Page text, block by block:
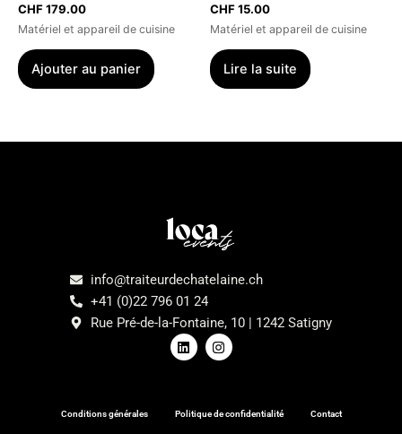
CHF179.00
Matériel et appareil de cuisine
Ajouter au panier
CHF15.00
Matériel et appareil de cuisine
Lire la suite
info@traiteurdechatelaine.ch
+41 (0)22 796 01 24
Rue Pré-de-la-Fontaine, 10 | 1242 Satigny
L
i
n
d
i
I
n
s
g
r
Conditions générales Politique de confidentialité Contact